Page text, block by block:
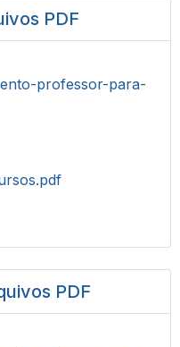
PDF
professor-para-
PDF